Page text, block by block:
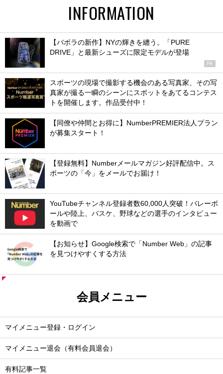
INFORMATION
【バボラの新作】NYの輝きを纏う。「PURE
DRIVE」と最新シューズに限定モデルが登場
PR
スポーツの現場で撮影する機会のある写真家、その写
真家が撮る一瞬のシーンにスポットをあてるコンテス
トを開催します。作品受付中！
【同僚や仲間とお得に】NumberPREMIER法人プラン
が募集スタート！
【登録無料】Numberメールマガジン好評配信中。ス
ポーツの「今」をメールでお届け！
YouTubeチャンネル登録者数60,000人突破！バレーボ
ールや陸上、バスケ、野球などの選手のインタビュー
を動画で
【お知らせ】Google検索で「Number Web」の記事
を見つけやすくする方法
会員メニュー
マイメニュー登録・ログイン
マイメニュー退会（有料会員退会）
有料記事一覧